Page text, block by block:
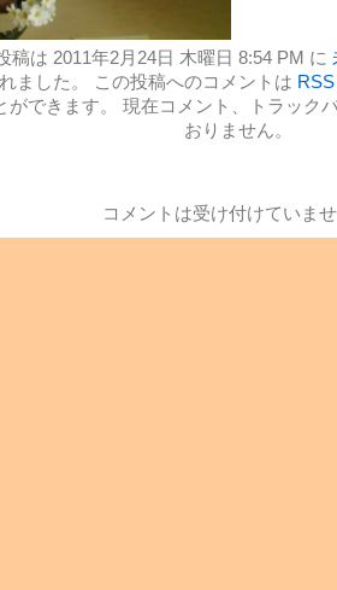
稿は 2011年2月24日 木曜日 8:54 PM に
ました。 この投稿へのコメントは
ができます。 現在コメント、トラック
おりません。
コメントは受け付けていま